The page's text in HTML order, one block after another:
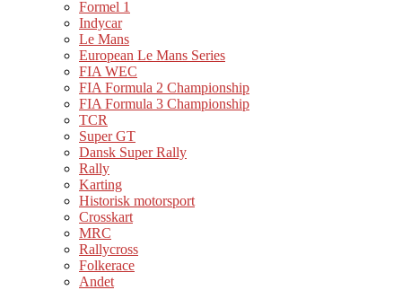
Formel 1
Indycar
Le Mans
European Le Mans Series
FIA WEC
FIA Formula 2 Championship
FIA Formula 3 Championship
TCR
Super GT
Dansk Super Rally
Rally
Karting
Historisk motorsport
Crosskart
MRC
Rallycross
Folkerace
Andet